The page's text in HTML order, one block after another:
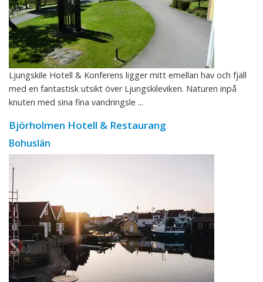
Ljungskile Hotell & Konferens ligger mitt emellan hav och fjäll
med en fantastisk utsikt över Ljungskileviken. Naturen inpå
knuten med sina fina vandringsle ...
Björholmen Hotell & Restaurang
Bohuslän